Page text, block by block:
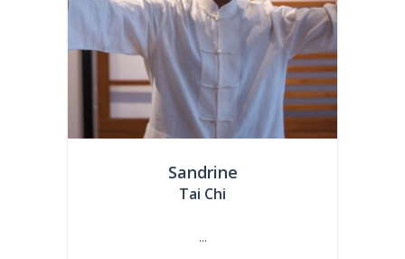
Sandrine
Tai Chi
...